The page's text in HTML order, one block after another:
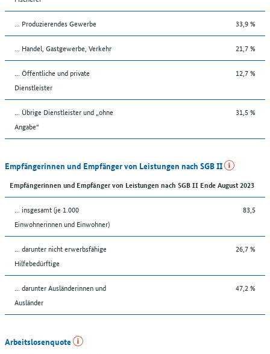
... Produzierendes Gewerbe 33,9 %
... Handel, Gastgewerbe, Verkehr 21,7 %
... Öffentliche und private
Dienstleister
12,7 %
... Übrige Dienstleister und „ohne
Angabe“
31,5 %
Empfängerinnen und Empfänger von Leistungen nach SGB II
Empfängerinnen und Empfänger von Leistungen nach SGB II Ende August 2023
... insgesamt (je 1.000
Einwohnerinnen und Einwohner)
83,5
... darunter nicht erwerbsfähige
Hilfebedürftige
26,7 %
... darunter Ausländerinnen und
Ausländer
47,2 %
Arbeitslosenquote